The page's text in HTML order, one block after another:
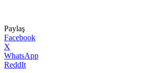
Paylaş
Facebook
X
WhatsApp
ReddIt